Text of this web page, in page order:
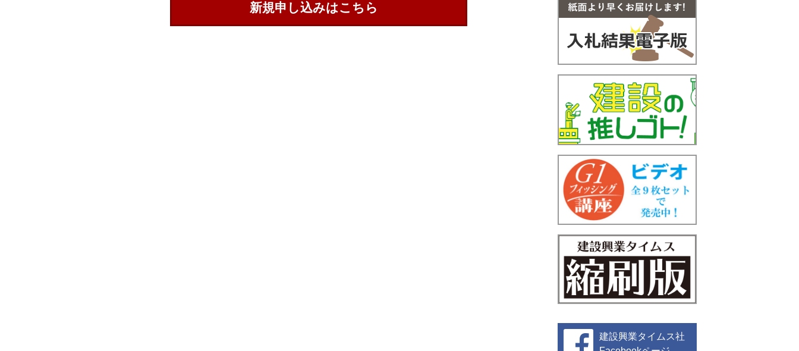
新規申し込みはこちら
建設興業タイムス社